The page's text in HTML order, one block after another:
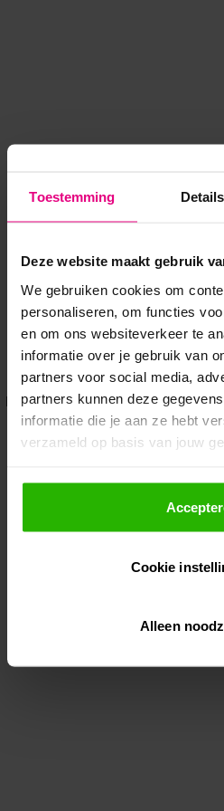
Toestemming Details
Deze website maakt gebruik
We gebruiken cookies om
personaliseren, om functies
en om ons websiteverkeer te
informatie over je gebruik van
partners voor social media,
partners kunnen deze
informatie die je aan ze hebt
verzameld op basis van jouw
Als je op "Accepteer" klikt, dan
toestemming om cookies voor
gepersonaliseerde advertenties
Lees hier meer over in ons
Via "Cookie instellingen" kun je
Cookie
Alleen
Application error: a client-side
loadingwww.voordeeluitjes.nl (see